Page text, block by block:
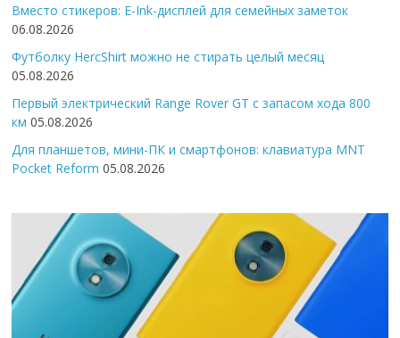
Вместо стикеров: E-Ink-дисплей для семейных заметок
06.08.2026
Футболку HercShirt можно не стирать целый месяц
05.08.2026
Первый электрический Range Rover GT с запасом хода 800
км 05.08.2026
Для планшетов, мини-ПК и смартфонов: клавиатура MNT
Pocket Reform 05.08.2026